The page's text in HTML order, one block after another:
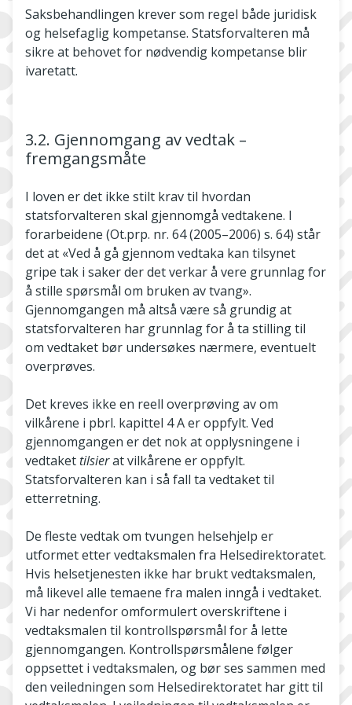
Saksbehandlingen krever som regel både juridisk
og helsefaglig kompetanse. Statsforvalteren må
sikre at behovet for nødvendig kompetanse blir
ivaretatt.
3.2. Gjennomgang av vedtak –
fremgangsmåte
I loven er det ikke stilt krav til hvordan
statsforvalteren skal gjennomgå vedtakene. I
forarbeidene (Ot.prp. nr. 64 (2005–2006) s. 64) står
det at «Ved å gå gjennom vedtaka kan tilsynet
gripe tak i saker der det verkar å vere grunnlag for
å stille spørsmål om bruken av tvang».
Gjennomgangen må altså være så grundig at
statsforvalteren har grunnlag for å ta stilling til
om vedtaket bør undersøkes nærmere, eventuelt
overprøves.
Det kreves ikke en reell overprøving av om
vilkårene i pbrl. kapittel 4 A er oppfylt. Ved
gjennomgangen er det nok at opplysningene i
vedtaket tilsierat vilkårene er oppfylt.
Statsforvalteren kan i så fall ta vedtaket til
etterretning.
De fleste vedtak om tvungen helsehjelp er
utformet etter vedtaksmalen fra Helsedirektoratet.
Hvis helsetjenesten ikke har brukt vedtaksmalen,
må likevel alle temaene fra malen inngå i vedtaket.
Vi har nedenfor omformulert overskriftene i
vedtaksmalen til kontrollspørsmål for å lette
gjennomgangen. Kontrollspørsmålene følger
oppsettet i vedtaksmalen, og bør ses sammen med
den veiledningen som Helsedirektoratet har gitt til